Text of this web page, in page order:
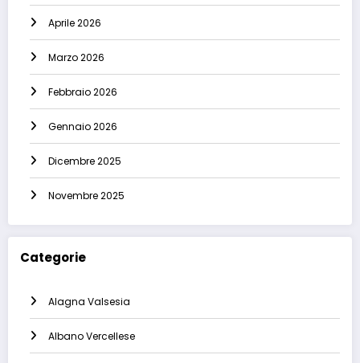
Aprile 2026
Marzo 2026
Febbraio 2026
Gennaio 2026
Dicembre 2025
Novembre 2025
Categorie
Alagna Valsesia
Albano Vercellese